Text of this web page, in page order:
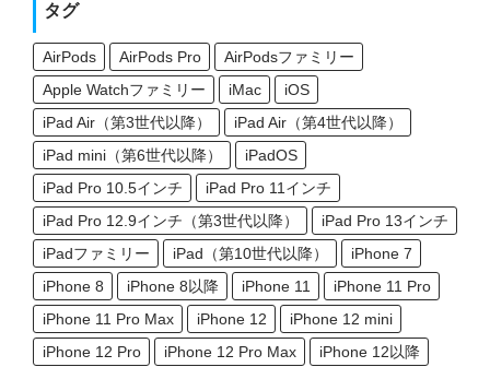
タグ
AirPods AirPods Pro
AirPodsファミリー
Apple Watchファミリー
iMac
iOS
iPad Air（第3世代以降）
iPad Air（第4世代以降）
iPad mini（第6世代以降）
iPadOS
iPad Pro 10.5インチ
iPad Pro 11インチ
iPad Pro 12.9インチ（第3世代以降）
iPad Pro 13インチ
iPadファミリー
iPad（第10世代以降）
iPhone 7
iPhone 8
iPhone 8以降 iPhone 11
iPhone 11 Pro
iPhone 11 Pro Max
iPhone 12
iPhone 12 mini
iPhone 12 Pro
iPhone 12 Pro Max
iPhone 12以降